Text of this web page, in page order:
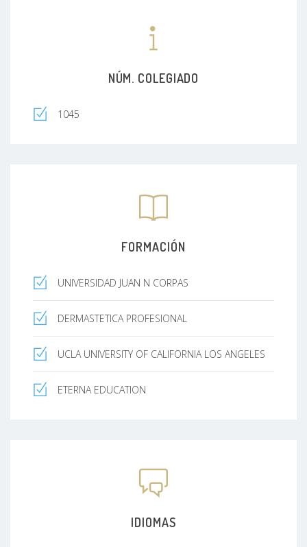
oro para recuperar la firmeza natural.
Bótox, Ácido Hialurónico y Peelings para
Mi mayor satisfacción es ver cómo mis pacientes
recuperan su confianza con resultados que no
se ven 'exagerados', sino sencillamente
Permíteme cuidar de ti. Hagamos que tu piel
cuente tu mejor historia."
NÚM. COLEGIADO
1045
FORMACIÓN
UNIVERSIDAD JUAN N CORPAS
DERMASTETICA PROFESIONAL
UCLA UNIVERSITY OF CALIFORNIA LOS ANGELES
ETERNA EDUCATION
IDIOMAS